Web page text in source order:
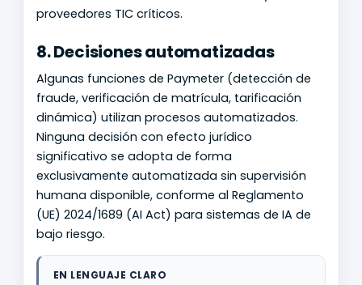
proveedores TIC críticos.
8. Decisiones automatizadas
Algunas funciones de Paymeter (detección de
fraude, verificación de matrícula, tarificación
dinámica) utilizan procesos automatizados.
Ninguna decisión con efecto jurídico
significativo se adopta de forma
exclusivamente automatizada sin supervisión
humana disponible, conforme al Reglamento
(UE) 2024/1689 (AI Act) para sistemas de IA de
bajo riesgo.
EN LENGUAJE CLARO